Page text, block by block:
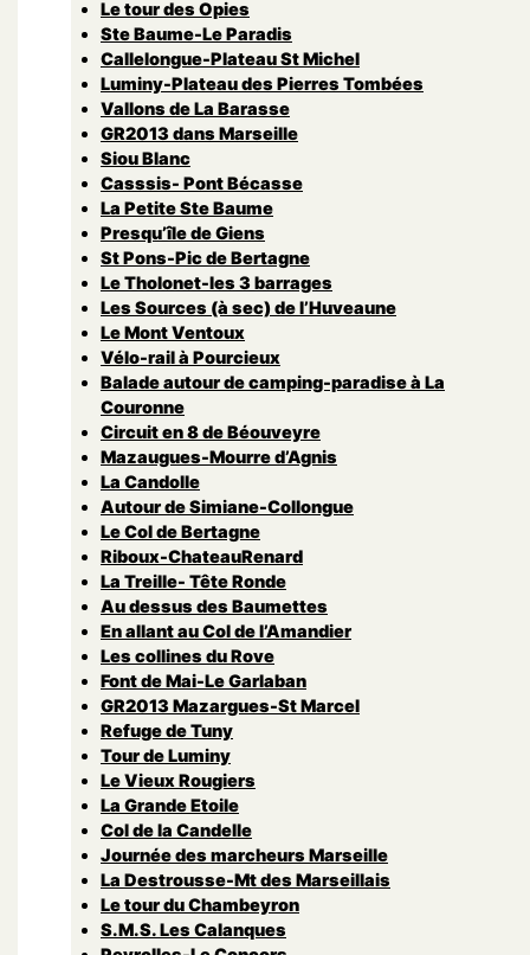
Le tour des Opies
Ste Baume-Le Paradis
Callelongue-Plateau St Michel
Luminy-Plateau des Pierres Tombées
Vallons de La Barasse
GR2013 dans Marseille
Siou Blanc
Casssis- Pont Bécasse
La Petite Ste Baume
Presqu’île de Giens
St Pons-Pic de Bertagne
Le Tholonet-les 3 barrages
Les Sources (à sec) de l’Huveaune
Le Mont Ventoux
Vélo-rail à Pourcieux
Balade autour de camping-paradise à La
Couronne
Circuit en 8 de Béouveyre
Mazaugues-Mourre d’Agnis
La Candolle
Autour de Simiane-Collongue
Le Col de Bertagne
Riboux-ChateauRenard
La Treille- Tête Ronde
Au dessus des Baumettes
En allant au Col de l’Amandier
Les collines du Rove
Font de Mai-Le Garlaban
GR2013 Mazargues-St Marcel
Refuge de Tuny
Tour de Luminy
Le Vieux Rougiers
La Grande Etoile
Col de la Candelle
Journée des marcheurs Marseille
La Destrousse-Mt des Marseillais
Le tour du Chambeyron
S.M.S. Les Calanques